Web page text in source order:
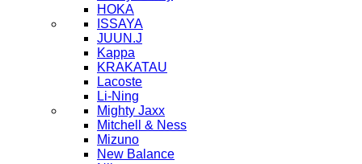
HOKA
ISSAYA
JUUN.J
Kappa
KRAKATAU
Lacoste
Li-Ning
Mighty Jaxx
Mitchell & Ness
Mizuno
New Balance